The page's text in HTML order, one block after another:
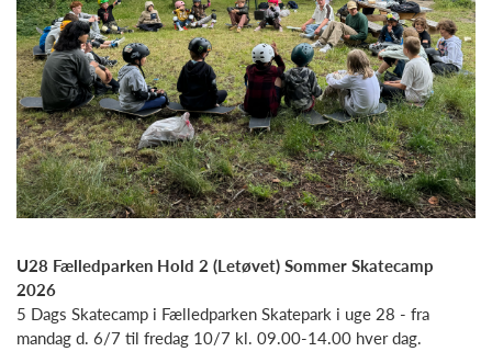
U28 Fælledparken Hold 2 (Letøvet) Sommer Skatecamp
2026
5 Dags Skatecamp i Fælledparken Skatepark i uge 28 - fra
mandag d. 6/7 til fredag 10/7 kl. 09.00-14.00 hver dag.